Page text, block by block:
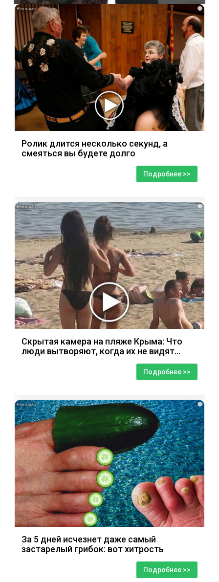
i
Ролик длится несколько секунд, а
смеяться вы будете долго
Подробнее >>
i
Скрытая камера на пляже Крыма: Что
люди вытворяют, когда их не видят...
Подробнее >>
i
За 5 дней исчезнет даже самый
застарелый грибок: вот хитрость
Подробнее >>